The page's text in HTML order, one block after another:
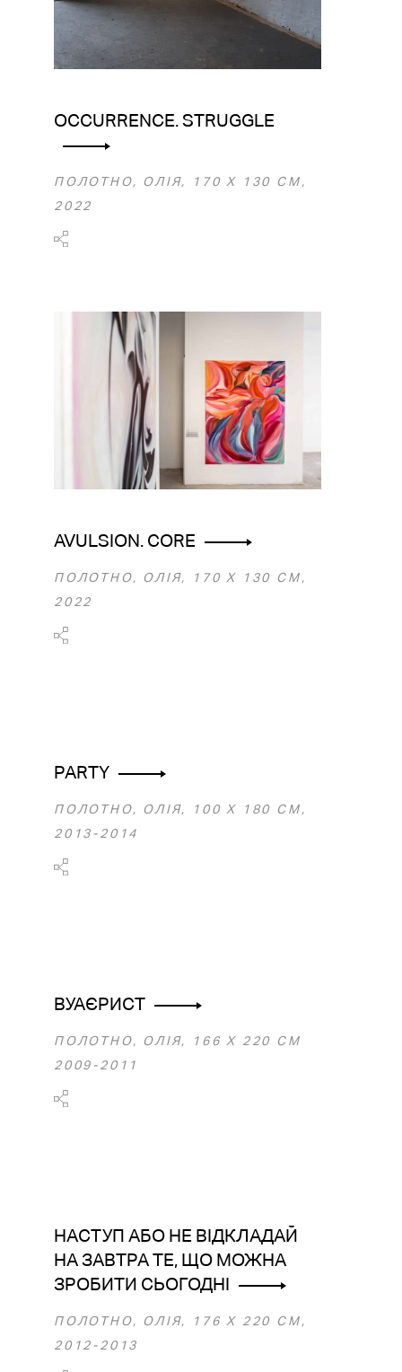
OCCURRENCE. STRUGGLE
ПОЛОТНО, ОЛІЯ, 170 Х 130 СМ,
2022
AVULSION. CORE
ПОЛОТНО, ОЛІЯ, 170 Х 130 СМ,
2022
PARTY
ПОЛОТНО, ОЛІЯ, 100 Х 180 СМ,
2013-2014
ВУАЄРИСТ
ПОЛОТНО, ОЛІЯ, 166 Х 220 СМ
2009-2011
НАСТУП АБО НЕ ВІДКЛАДАЙ
НА ЗАВТРА ТЕ, ЩО МОЖНА
ЗРОБИТИ СЬОГОДНІ
ПОЛОТНО, ОЛІЯ, 176 Х 220 СМ,
2012-2013